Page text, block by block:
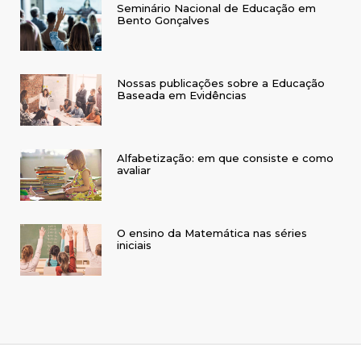
Seminário Nacional de Educação em
Bento Gonçalves
Nossas publicações sobre a Educação
Baseada em Evidências
Alfabetização: em que consiste e como
avaliar
O ensino da Matemática nas séries
iniciais